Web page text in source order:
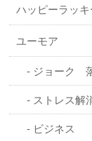
ハッピーラッ
ユーモア
ジョーク
ストレス解
ビジネス